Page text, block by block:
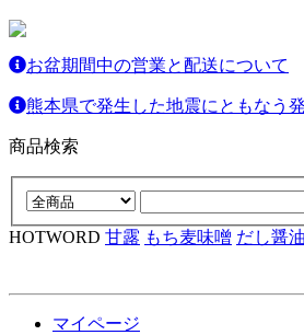
お盆期間中の営業と配送について
熊本県で発生した地震にともなう
商品検索
HOTWORD 甘露 もち麦味噌 だし醤油
マイページ